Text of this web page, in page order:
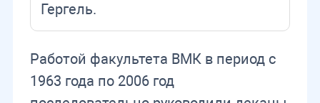
Гергель.
Работой факультета ВМК в период с
1963 года по 2006 год